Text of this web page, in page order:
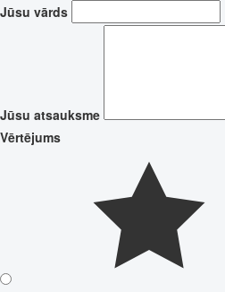
Jūsu vārds
Jūsu atsauksme
Vērtējums